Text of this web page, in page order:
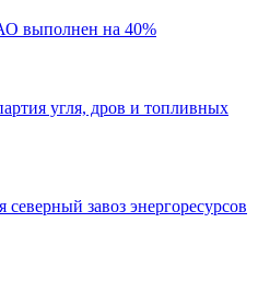
выполнен на 40%
угля, дров и топливных
завоз энергоресурсов